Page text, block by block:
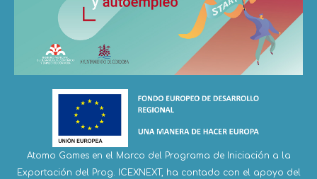
Atomo Games en el Marco del Programa de Iniciación a la
Exportación del Prog. ICEXNEXT, ha contado con el apoyo del